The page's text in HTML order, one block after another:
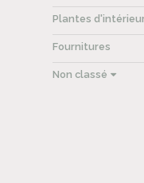
Plantes
Fournitures
Non classé